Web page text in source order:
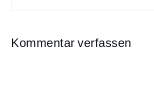
Kommentar verfassen